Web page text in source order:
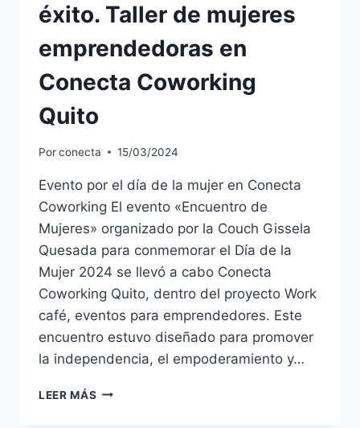
éxito. Taller de mujeres
emprendedoras en
Conecta Coworking
Quito
Porconecta 15/03/2024
Evento por el día de la mujer en Conecta
Coworking El evento «Encuentro de
Mujeres» organizado por la Couch Gissela
Quesada para conmemorar el Día de la
Mujer 2024 se llevó a cabo Conecta
Coworking Quito, dentro del proyecto Work
café, eventos para emprendedores. Este
encuentro estuvo diseñado para promover
la independencia, el empoderamiento y…
LEER MÁS